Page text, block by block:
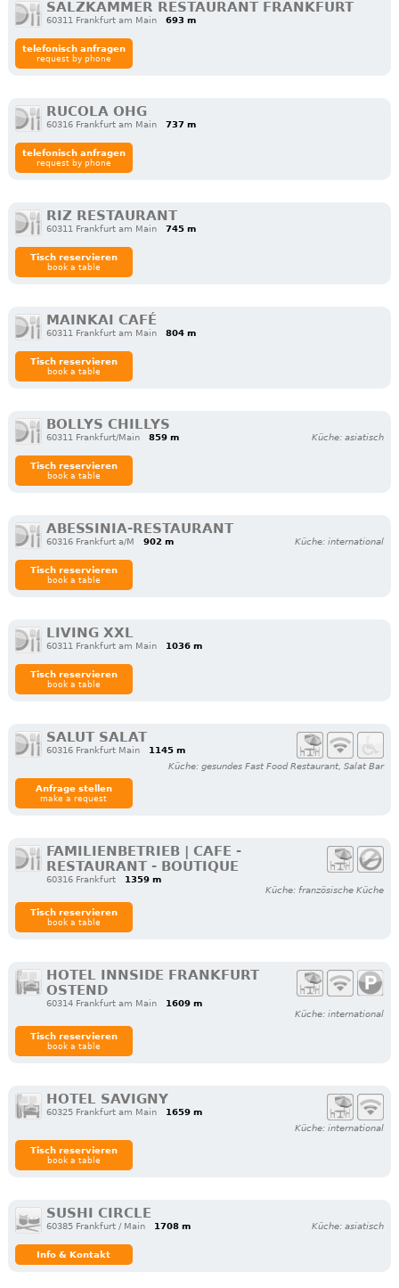
SALZKAMMER RESTAURANT FRANKFURT
60311 Frankfurt am Main 693 m
telefonisch anfragen
request by phone
RUCOLA OHG
60316 Frankfurt am Main 737 m
telefonisch anfragen
request by phone
RIZ RESTAURANT
60311 Frankfurt am Main 745 m
Tisch reservieren
book a table
MAINKAI CAFÉ
60311 Frankfurt am Main 804 m
Tisch reservieren
book a table
BOLLYS CHILLYS
60311 Frankfurt/Main 859 m Küche: asiatisch
Tisch reservieren
book a table
ABESSINIA-RESTAURANT
60316 Frankfurt a/M 902 m Küche: international
Tisch reservieren
book a table
LIVING XXL
60311 Frankfurt am Main 1036 m
Tisch reservieren
book a table
SALUT SALAT
60316 Frankfurt Main
1145 m
Küche: gesundes Fast Food Restaurant, Salat Bar
Anfrage stellen
make a request
FAMILIENBETRIEB | CAFE -
RESTAURANT - BOUTIQUE
60316 Frankfurt
1359 m
Küche: französische Küche
Tisch reservieren
book a table
HOTEL INNSIDE FRANKFURT
OSTEND
60314 Frankfurt am Main
1609 m
Küche: international
Tisch reservieren
book a table
HOTEL SAVIGNY
60325 Frankfurt am Main
1659 m
Küche: international
Tisch reservieren
book a table
SUSHI CIRCLE
60385 Frankfurt / Main 1708 m Küche: asiatisch
Info & Kontakt